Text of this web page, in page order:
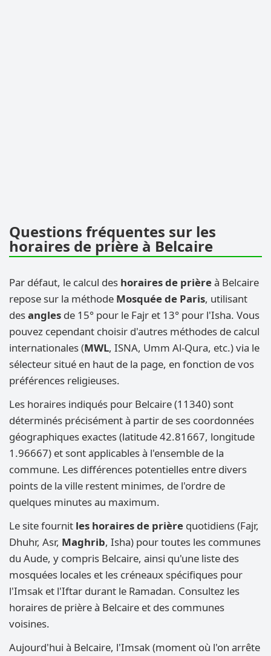
Questions fréquentes sur les
horaires de prière à Belcaire
Par défaut, le calcul des horaires de prièreà Belcaire
repose sur la méthode Mosquée de Paris, utilisant
desangles de 15° pour le Fajr et 13° pour l'Isha. Vous
pouvez cependant choisir d'autres méthodes de calcul
internationales (MWL, ISNA, Umm Al-Qura, etc.) via le
sélecteur situé en haut de la page, en fonction de vos
préférences religieuses.
Les horaires indiqués pour Belcaire (11340) sont
déterminés précisément à partir de ses coordonnées
géographiques exactes (latitude 42.81667, longitude
1.96667) et sont applicables à l'ensemble de la
commune. Les différences potentielles entre divers
points de la ville restent minimes, de l'ordre de
quelques minutes au maximum.
Le site fournit les horaires de prière quotidiens (Fajr,
Dhuhr, Asr, Maghrib, Isha) pour toutes les communes
du Aude, y compris Belcaire, ainsi qu'une liste des
mosquées locales et les créneaux spécifiques pour
l'Imsak et l'Iftar durant le Ramadan. Consultez les
horaires de prière à Belcaire et des communes
voisines.
Aujourd'hui à Belcaire, l'Imsak (moment où l'on arrête